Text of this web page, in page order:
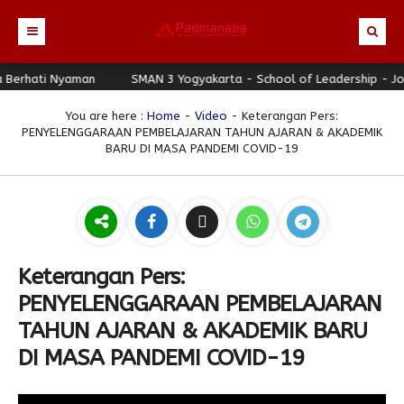
Beranda
Identitas Sekolah
Visi-Misi
Struktur Organisasi
Terbaru
Seragam
Kolom Siswa
Pengumuman
Direktori
Guru & Karyawan
Padmanaba Smart Service
Majalah Digital
Karya Siswa
Foto
Video
Download
Hubungi Kami
Bulletin
Nyaman SMAN 3 Yogyakarta - School of Leadership - Jogja
You are here : Home - Video - Keterangan Pers:
PENYELENGGARAAN PEMBELAJARAN TAHUN AJARAN & AKADEMIK
BARU DI MASA PANDEMI COVID-19
Keterangan Pers:
PENYELENGGARAAN PEMBELAJARAN
TAHUN AJARAN & AKADEMIK BARU
DI MASA PANDEMI COVID-19